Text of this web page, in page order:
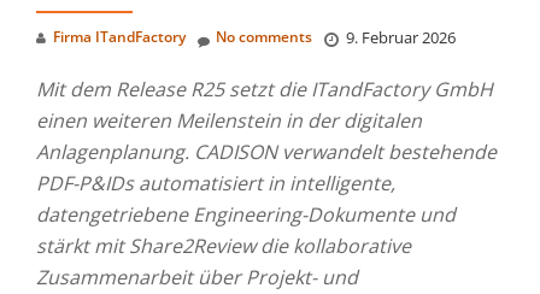
Firma ITandFactory 9. Februar 2026
No comments
Mit dem Release R25 setzt die ITandFactory GmbH
einen weiteren Meilenstein in der digitalen
Anlagenplanung. CADISON verwandelt bestehende
PDF-P&IDs automatisiert in intelligente,
datengetriebene Engineering-Dokumente und
stärkt mit Share2Review die kollaborative
Zusammenarbeit über Projekt- und